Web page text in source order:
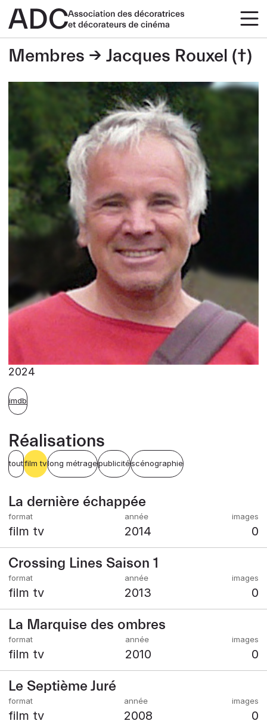
Membres Jacques Rouxel (†)
2024
imdb
Réalisations
toutfilm tvlong métragepublicitéscénographie
La dernière échappée
film tv 2014 0
Crossing Lines Saison 1
film tv 2013 0
La Marquise des ombres
film tv 2010 0
Le Septième Juré
film tv 2008 0